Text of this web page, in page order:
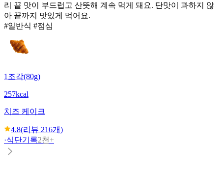
리 끝 맛이 부드럽고 산뜻해 계속 먹게 돼요. 단맛이 과하지 않
아 끝까지 맛있게 먹어요.
#일반식 #점심
1조각(80g)
257kcal
치즈 케이크
4.8(리뷰 216개)
·식단기록2천+